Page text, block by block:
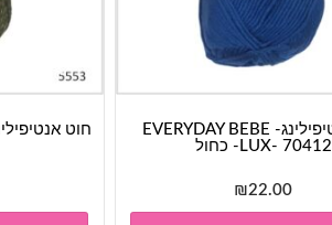
חוט אנטיפילינג- EVERYDAY BEBE
LUX- 70412- כחול
₪22.00